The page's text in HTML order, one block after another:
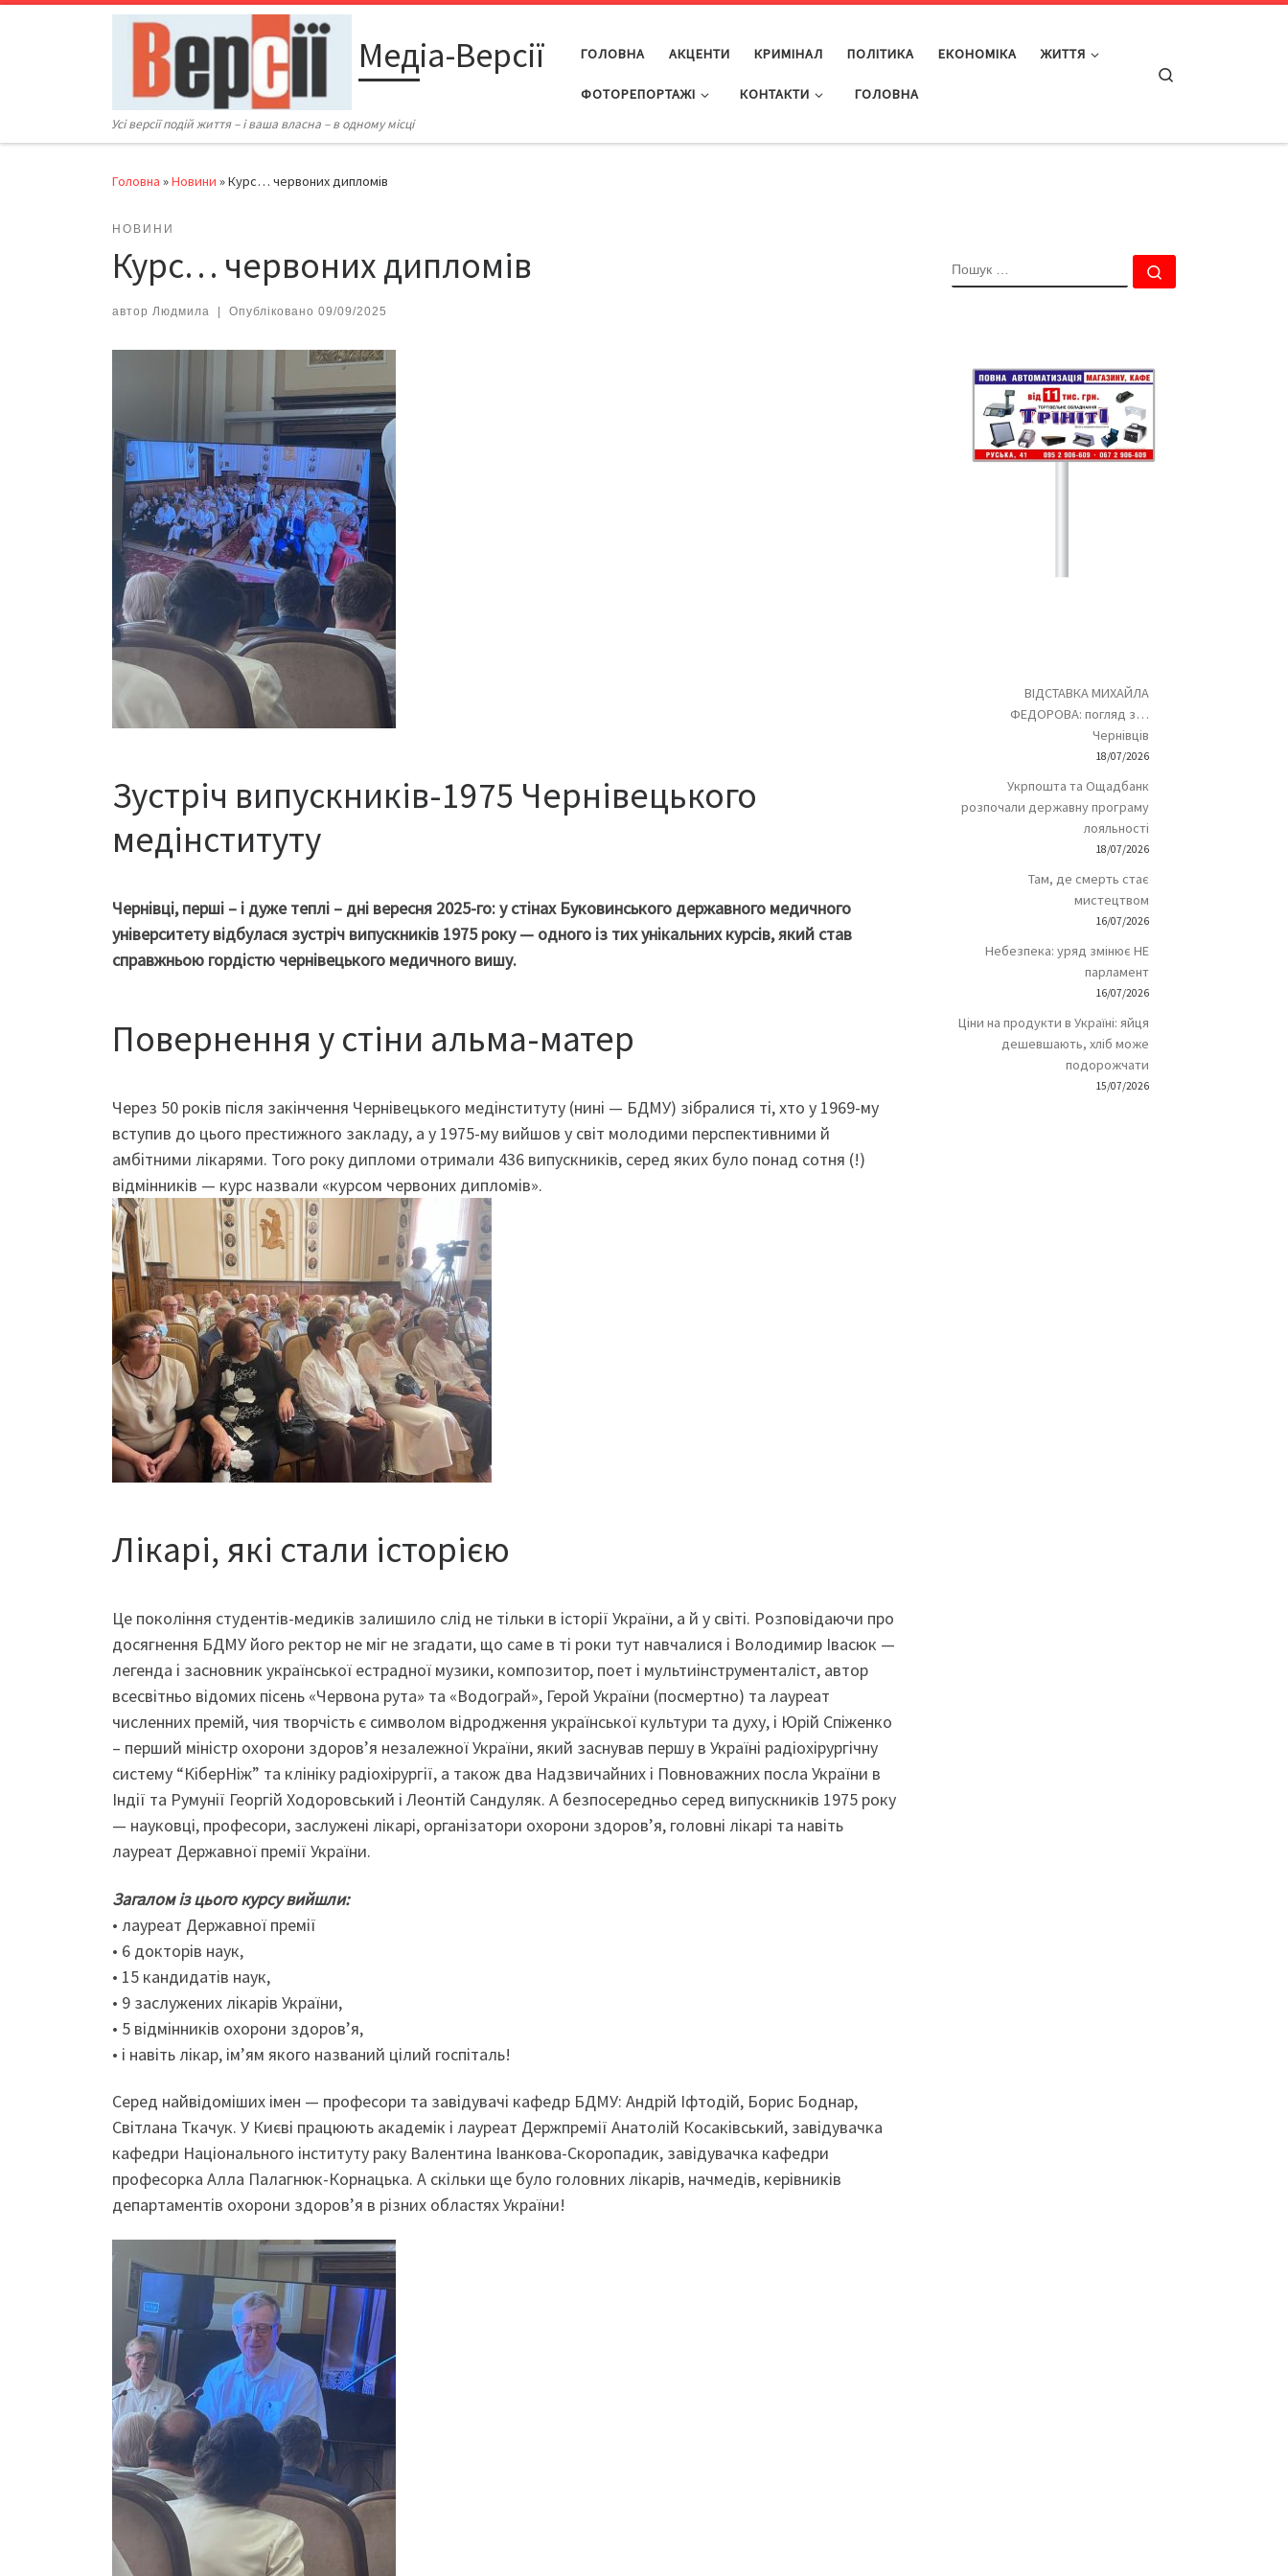
Перейти до вмісту
Медіа-Версії
Усі версії подій життя – і ваша власна – в одному місці
ГОЛОВНА АКЦЕНТИ КРИМІНАЛ ПОЛІТИКА ЕКОНОМІКА ЖИТТЯ
ФОТОРЕПОРТАЖІ КОНТАКТИ ГОЛОВНА
Головна »Новини »Курс… червоних дипломів
НОВИНИ
Курс… червоних дипломів
автор Людмила Опубліковано 09/09/2025
Зустріч випускників-1975 Чернівецького
медінституту
Чернівці, перші – і дуже теплі – дні вересня 2025-го: у стінах Буковинського державного медичного
університету відбулася зустріч випускників 1975 року — одного із тих унікальних курсів, який став
справжньою гордістю чернівецького медичного вишу.
Повернення у стіни альма-матер
Через 50 років після закінчення Чернівецького медінституту (нині — БДМУ) зібралися ті, хто у 1969-му
вступив до цього престижного закладу, а у 1975-му вийшов у світ молодими перспективними й
амбітними лікарями. Того року дипломи отримали 436 випускників, серед яких було понад сотня (!)
відмінників — курс назвали «курсом червоних дипломів».
Лікарі, які стали історією
Це покоління студентів-медиків залишило слід не тільки в історії України, а й у світі. Розповідаючи про
досягнення БДМУ його ректор не міг не згадати, що саме в ті роки тут навчалися і Володимир Івасюк —
легенда і засновник української естрадної музики, композитор, поет і мультиінструменталіст, автор
всесвітньо відомих пісень «Червона рута» та «Водограй», Герой України (посмертно) та лауреат
численних премій, чия творчість є символом відродження української культури та духу, і Юрій Спіженко
– перший міністр охорони здоров’я незалежної України, який заснував першу в Україні радіохірургічну
систему “КіберНіж” та клініку радіохірургії, а також два Надзвичайних і Повноважних посла України в
Індії та Румунії Георгій Ходоровський і Леонтій Сандуляк. А безпосередньо серед випускників 1975 року
— науковці, професори, заслужені лікарі, організатори охорони здоров’я, головні лікарі та навіть
лауреат Державної премії України.
Загалом із цього курсу вийшли:
• лауреат Державної премії
• 6 докторів наук,
• 15 кандидатів наук,
• 9 заслужених лікарів України,
• 5 відмінників охорони здоров’я,
• і навіть лікар, ім’ям якого названий цілий госпіталь!
Серед найвідоміших імен — професори та завідувачі кафедр БДМУ: Андрій Іфтодій, Борис Боднар,
Світлана Ткачук. У Києві працюють академік і лауреат Держпремії Анатолій Косаківський, завідувачка
кафедри Національного інституту раку Валентина Іванкова-Скоропадик, завідувачка кафедри
професорка Алла Палагнюк-Корнацька. А скільки ще було головних лікарів, начмедів, керівників
департаментів охорони здоров’я в різних областях України!
ПОШУК
ВІДСТАВКА МИХАЙЛА
ФЕДОРОВА: погляд з…
Чернівців
18/07/2026
Укрпошта та Ощадбанк
розпочали державну програму
лояльності
18/07/2026
Там, де смерть стає
мистецтвом
16/07/2026
Небезпека: уряд змінює НЕ
парламент
16/07/2026
Ціни на продукти в Україні: яйця
дешевшають, хліб може
подорожчати
15/07/2026